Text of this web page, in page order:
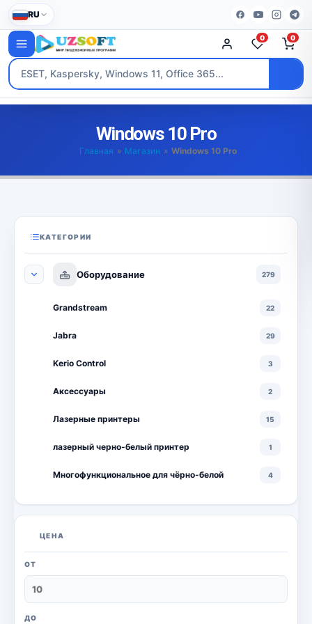
RU
0 0
Windows 10 Pro
Главная » Магазин » Windows 10 Pro
КАТЕГОРИИ
Оборудование 279
Grandstream 22
Jabra 29
Kerio Control 3
Аксессуары 2
Лазерные принтеры 15
лазерный черно-белый принтер 1
Многофункциональное для чёрно-белой 4
Многофункциональные лазерные принтеры 18
принтеры
ЦЕНА
ОТ
ДО